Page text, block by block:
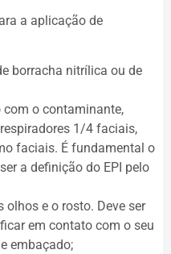
a aplicação de
borracha nitrílica ou de
com o contaminante,
1/4 faciais,
faciais. É fundamental o
a definição do EPI pelo
olhos e o rosto. Deve ser
em contato com o seu
embaçado;